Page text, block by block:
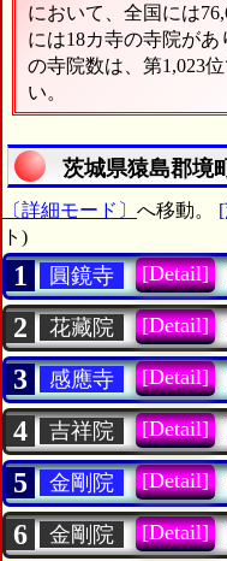
において、全国には
には18カ寺の寺院が
の寺院数は、第1,023
い。
茨城県猿島郡境
〔詳細モード〕 へ移動。
ト)
1 圓鏡寺 [Detail]
2 花藏院 [Detail]
3 感應寺 [Detail]
4 吉祥院 [Detail]
5 金剛院 [Detail]
6 金剛院 [Detail]